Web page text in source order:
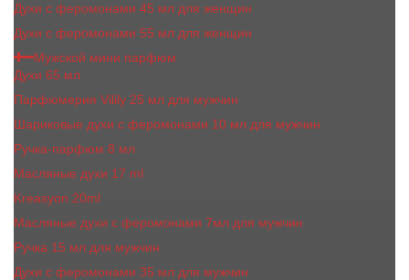
Духи с феромонами 45 мл для женщин
Духи с феромонами 55 мл для женщин
Мужской мини парфюм
Духи 65 мл
Парфюмерия Vilily 25 мл для мужчин
Шариковые духи с феромонами 10 мл для мужчин
Ручка-парфюм 8 мл
Масляные духи 17 ml
Kreasyon 20ml
Масляные духи c феромонами 7мл для мужчин
Ручка 15 мл для мужчин
Духи с феромонами 35 мл для мужчин